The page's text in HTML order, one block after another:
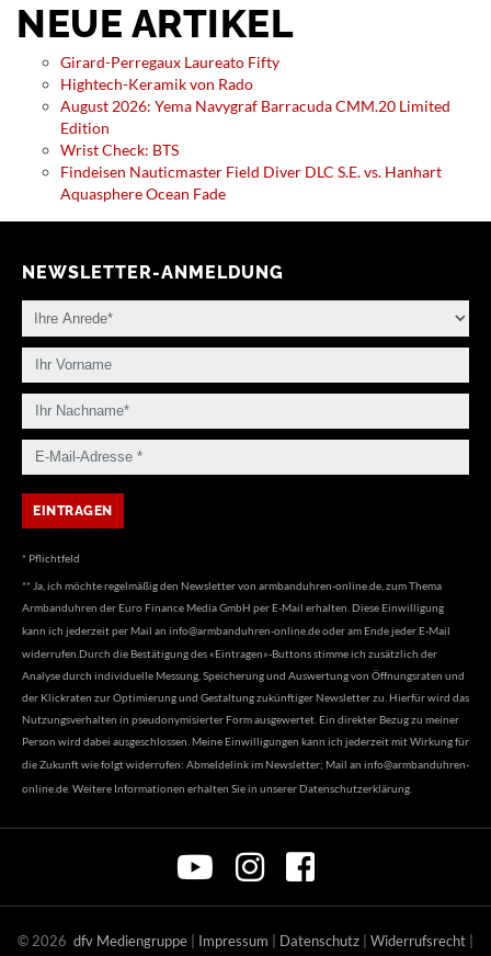
NEUE ARTIKEL
Girard-Perregaux Laureato Fifty
Hightech-Keramik von Rado
August 2026: Yema Navygraf Barracuda CMM.20 Limited
Edition
Wrist Check: BTS
Findeisen Nauticmaster Field Diver DLC S.E. vs. Hanhart
Aquasphere Ocean Fade
NEWSLETTER-ANMELDUNG
* Pflichtfeld
** Ja, ich möchte regelmäßig den Newsletter von armbanduhren-online.de, zum Thema
Armbanduhren der Euro Finance Media GmbH per E-Mail erhalten. Diese Einwilligung
kann ich jederzeit per Mail an info@armbanduhren-online.deoder am Ende jeder E-Mail
widerrufen.Durch die Bestätigung des «Eintragen»-Buttons stimme ich zusätzlich der
Analyse durch individuelle Messung, Speicherung und Auswertung von Öffnungsraten und
der Klickraten zur Optimierung und Gestaltung zukünftiger Newsletter zu. Hierfür wird das
Nutzungsverhalten in pseudonymisierter Form ausgewertet. Ein direkter Bezug zu meiner
Person wird dabei ausgeschlossen. Meine Einwilligungen kann ich jederzeit mit Wirkung für
die Zukunft wie folgt widerrufen: Abmeldelink im Newsletter; Mail an info@armbanduhren-
online.de . Weitere Informationen erhalten Sie in unserer Datenschutzerklärung
© 2026 dfv Mediengruppe Impressum Datenschutz Widerrufsrecht